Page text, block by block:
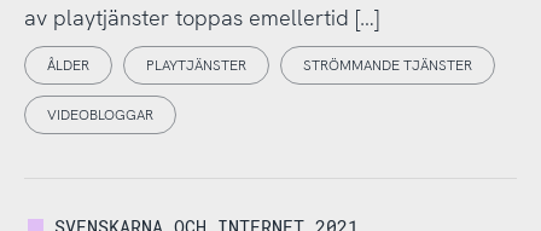
av playtjänster toppas emellertid […]
ÅLDER PLAYTJÄNSTER STRÖMMANDE TJÄNSTER
VIDEOBLOGGAR
SVENSKARNA OCH INTERNET 2021